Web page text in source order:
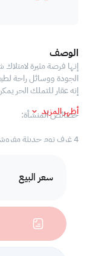
سعر البيع
الوصف
إنها فرصة مثيرة
الجودة ووسائل راحة
إنه عقار للتملك الحر
خصائص المنشأة:
4 غرف نوم حديثة مفروشة بالكامل في جزيرة أمواج
مطبخ كبير شبه مفتوح
غرفة خادمة مع مرحاض
أظهر المزيد